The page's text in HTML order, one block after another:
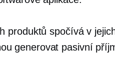
produktů spočívá v
generovat pasivní